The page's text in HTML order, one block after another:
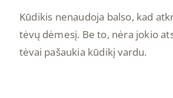
Kūdikis nenaudoja balso, kad
tėvų dėmesį. Be to, nėra jokio
tėvai pašaukia kūdikį vardu.